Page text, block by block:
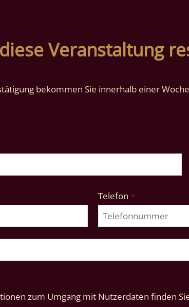
Veranstaltung
bekommen Sie innerhalb einer
Telefon *
zum Umgang mit Nutzerdaten finden